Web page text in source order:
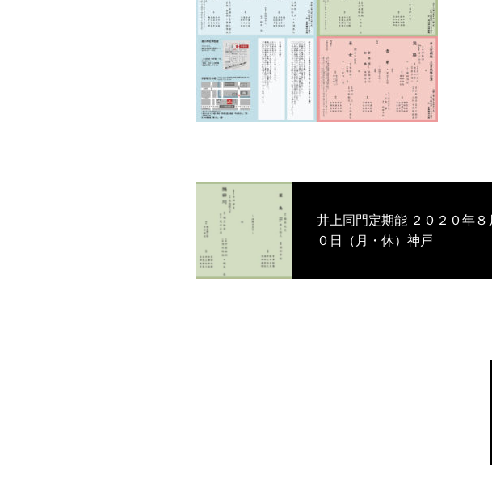
井上同門定期能 ２０２０年８月１
０日（月・休）神戸